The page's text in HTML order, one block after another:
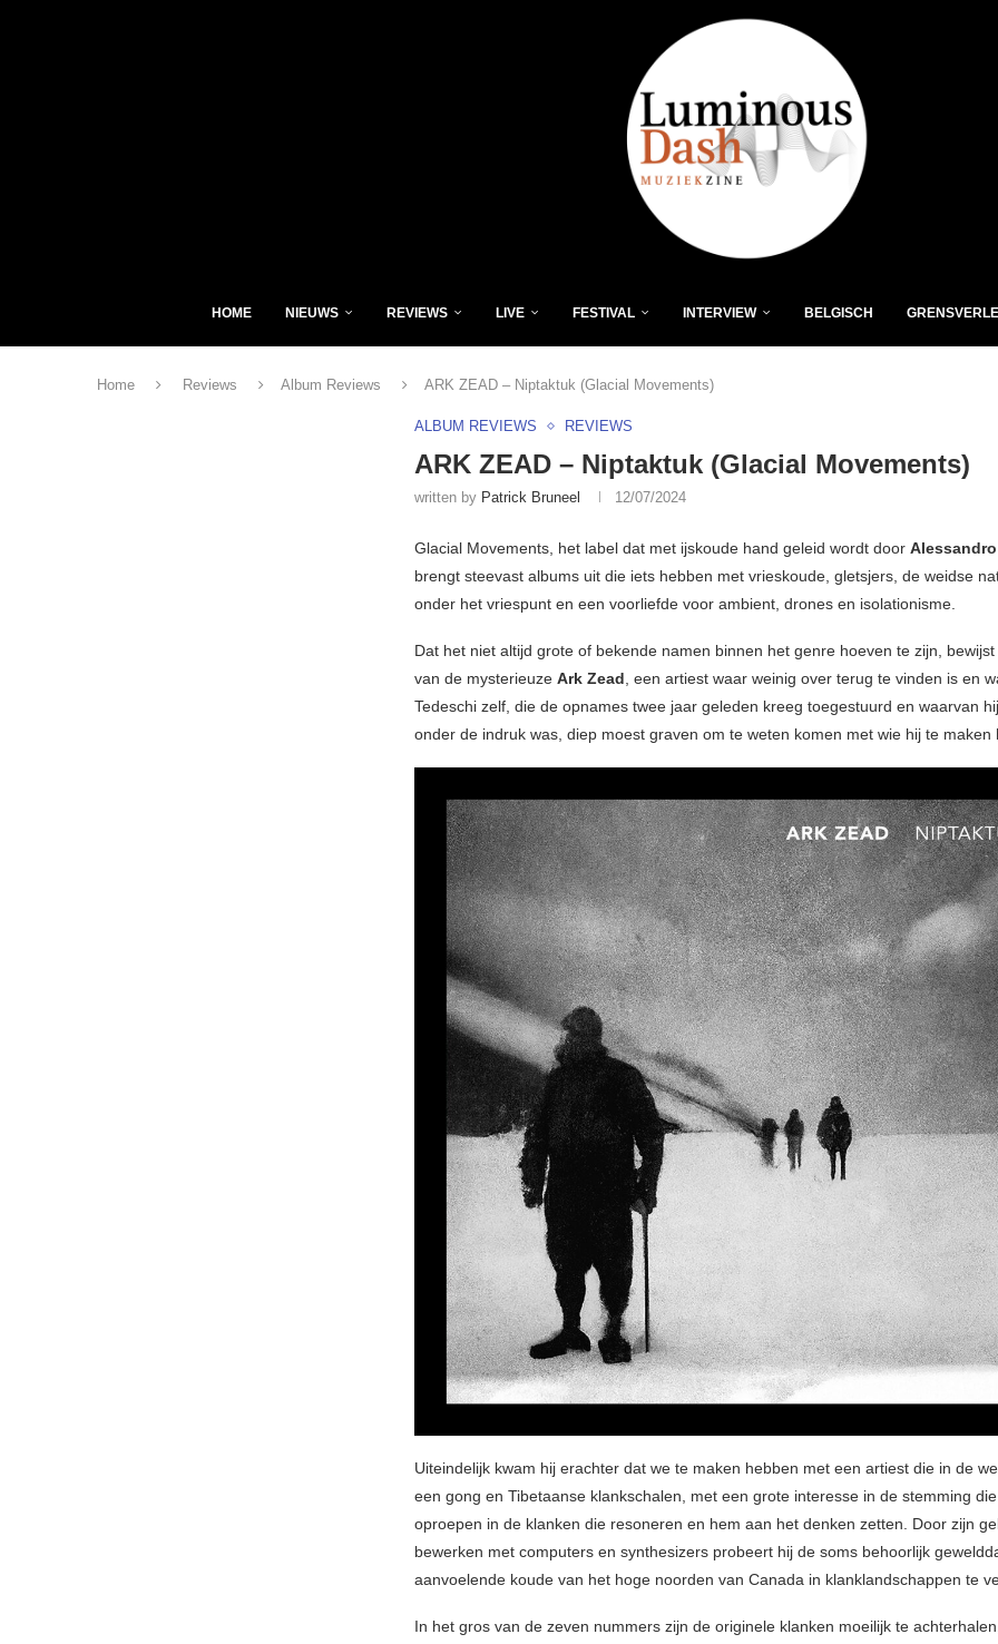
HOME NIEUWS REVIEWS LIVE FESTIVAL INTERVIEW BELGISCH
Home Reviews Album Reviews ARK ZEAD – Niptaktuk (Glacial Movements)
ALBUM REVIEWS REVIEWS
ARK ZEAD – Niptaktuk (Glacial Movements)
written by Patrick Bruneel 12/07/2024
Glacial Movements, het label dat met ijskoude hand geleid wordt door
brengt steevast albums uit die iets hebben met vrieskoude, gletsjers, de weidse
onder het vriespunt en een voorliefde voor ambient, drones en isolationisme.
Dat het niet altijd grote of bekende namen binnen het genre hoeven te zijn, bewijst
van de mysterieuze Ark Zead, een artiest waar weinig over terug te vinden is en
Tedeschi zelf, die de opnames twee jaar geleden kreeg toegestuurd en waarvan
onder de indruk was, diep moest graven om te weten komen met wie hij te maken
Uiteindelijk kwam hij erachter dat we te maken hebben met een artiest die in de
een gong en Tibetaanse klankschalen, met een grote interesse in de stemming
oproepen in de klanken die resoneren en hem aan het denken zetten. Door zijn
bewerken met computers en synthesizers probeert hij de soms behoorlijk
aanvoelende koude van het hoge noorden van Canada in klanklandschappen te
In het gros van de zeven nummers zijn de originele klanken moeilijk te